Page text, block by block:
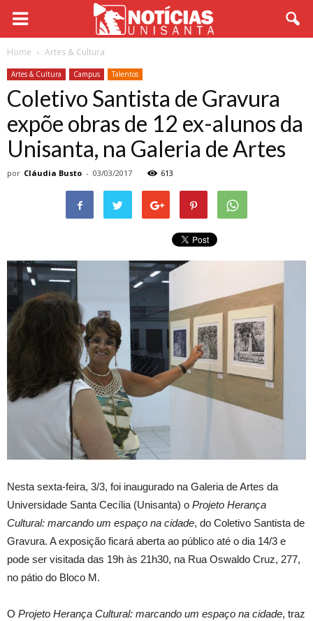
Home Artes & Cultura
Artes & Cultura Campus Talentos
Coletivo Santista de Gravura
expõe obras de 12 ex-alunos da
Unisanta, na Galeria de Artes
por Cláudia Busto - 03/03/2017 613
Nesta sexta-feira, 3/3, foi inaugurado na Galeria de Artes da
Universidade Santa Cecília (Unisanta) o Projeto Herança
Cultural: marcando um espaço na cidade, do Coletivo Santista de
Gravura. A exposição ficará aberta ao público até o dia 14/3 e
pode ser visitada das 19h às 21h30, na Rua Oswaldo Cruz, 277,
no pátio do Bloco M.
O Projeto Herança Cultural: marcando um espaço na cidade, traz